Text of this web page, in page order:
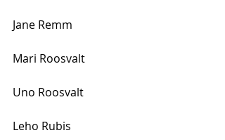
Jane Remm
Mari Roosvalt
Uno Roosvalt
Leho Rubis